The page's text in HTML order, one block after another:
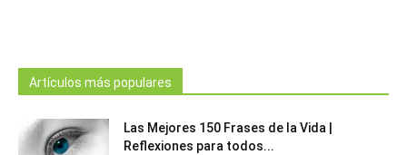
Artículos más populares
Las Mejores 150 Frases de la Vida |
Reflexiones para todos...